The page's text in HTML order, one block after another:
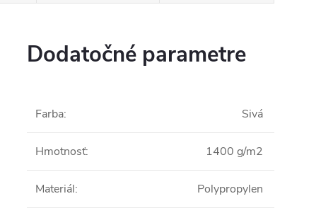
Dodatočné parametre
Farba: Sivá
Hmotnosť: 1400 g/m2
Materiál: Polypropylen